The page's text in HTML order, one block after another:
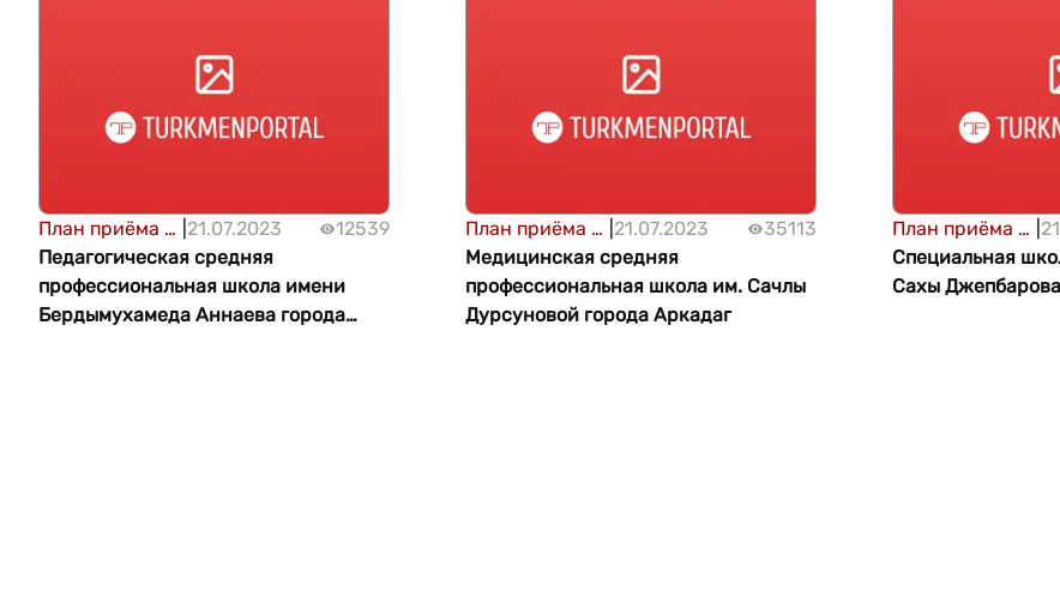
План приёма в
высшие и
средние
профессиональные
21.07.2023
12539
Педагогическая средняя
профессиональная школа имени
Бердымухамеда Аннаева города
План приёма в
высшие и
средние
профессиональные
21.07.2023
35113
Медицинская средняя
профессиональная школа им. Сачлы
Дурсуновой города Аркадаг
План приёма в
высшие и
средние
Специальная
Сахы